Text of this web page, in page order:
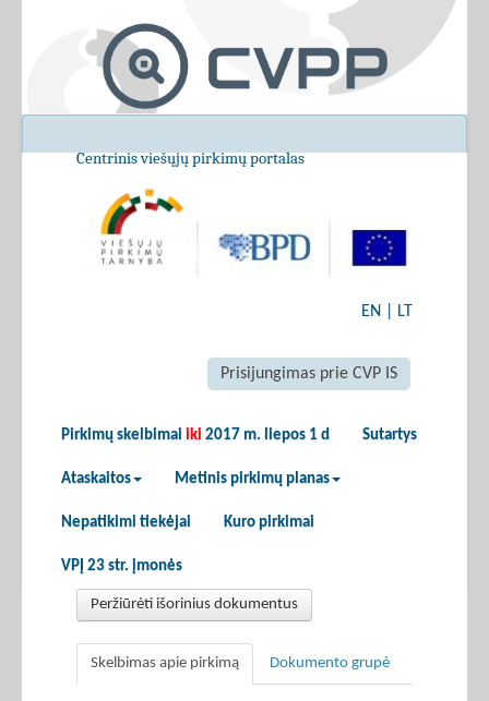
Centrinis viešųjų pirkimų portalas
EN LT
Prisijungimas prie CVP IS
Pirkimų skelbimai iki 2017 m. liepos 1 d Sutartys
Ataskaitos Metinis pirkimų planas
Nepatikimi tiekėjai Kuro pirkimai
VPĮ 23 str. įmonės
Peržiūrėti išorinius dokumentus
Skelbimas apie pirkimą Dokumento grupė